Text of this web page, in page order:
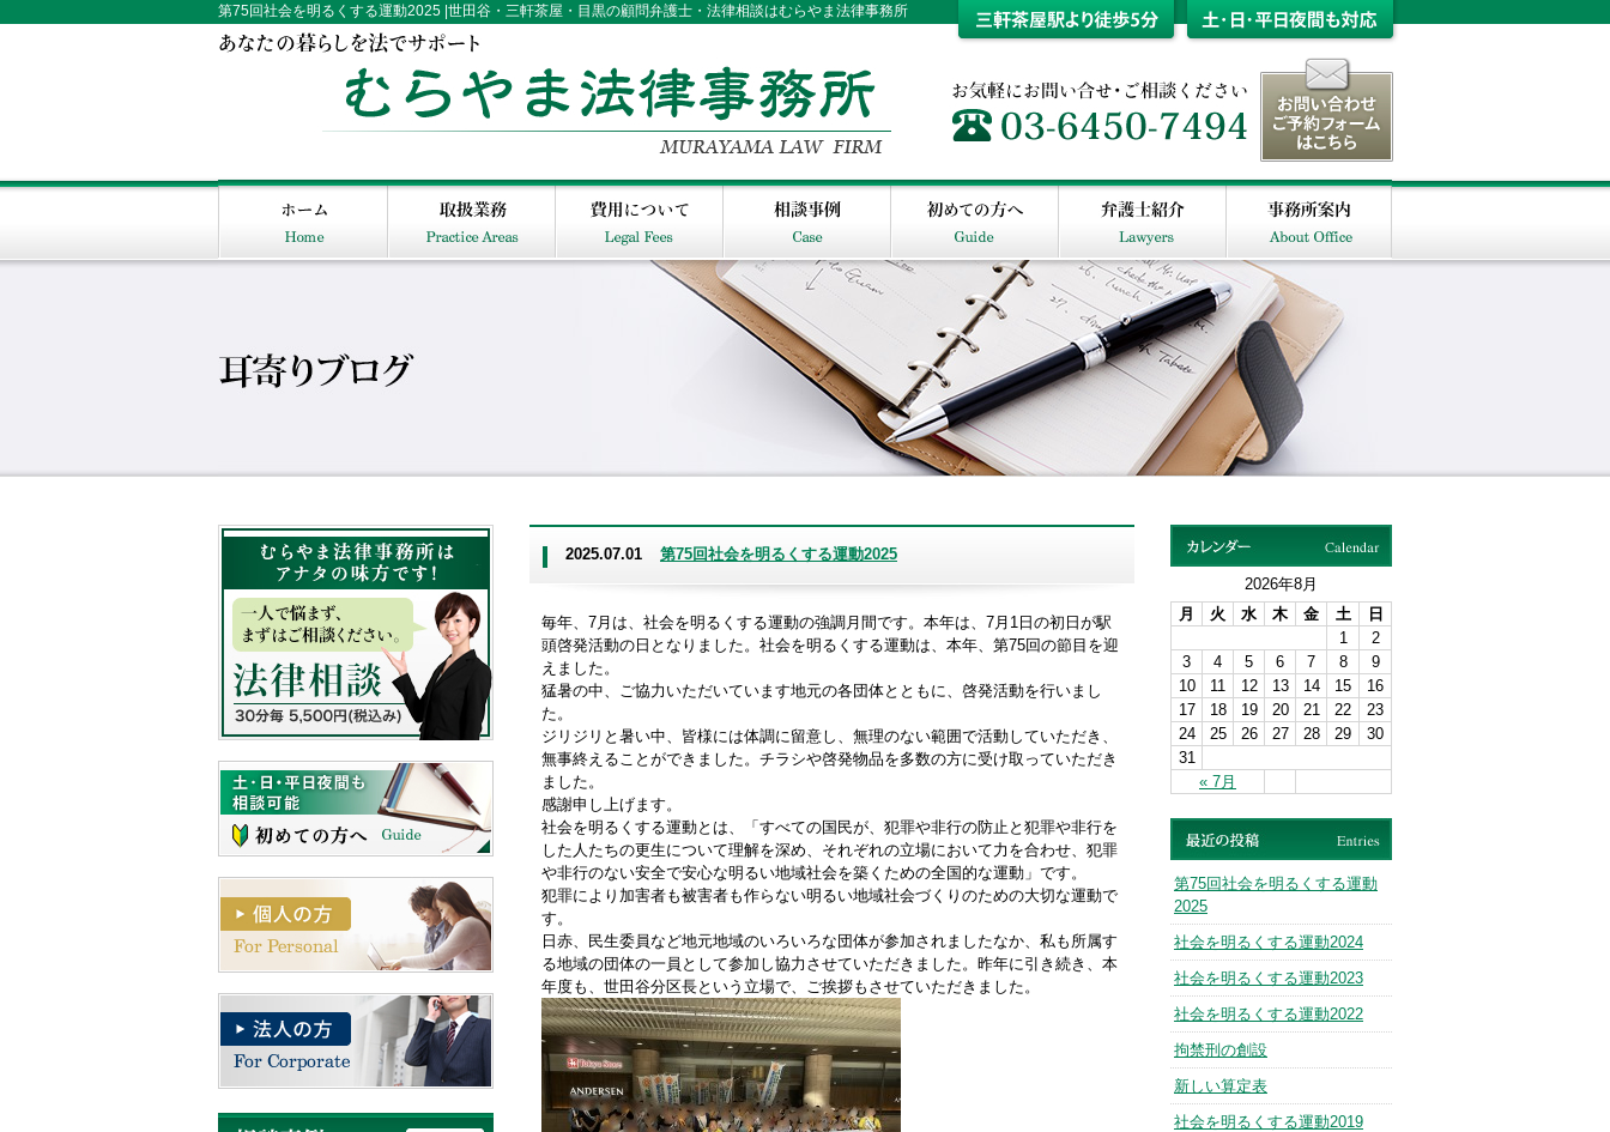
第75回社会を明るくする運動2025 |世田谷・三軒茶屋・目黒の顧問弁護士・法律相談はむらやま法律事務所
2025.07.01 第75回社会を明るくする運動2025
毎年、7月は、社会を明るくする運動の強調月間です。本年は、7月1日の初日が駅
頭啓発活動の日となりました。社会を明るくする運動は、本年、第75回の節目を迎
えました。
猛暑の中、ご協力いただいています地元の各団体とともに、啓発活動を行いまし
た。
ジリジリと暑い中、皆様には体調に留意し、無理のない範囲で活動していただき、
無事終えることができました。チラシや啓発物品を多数の方に受け取っていただき
ました。
感謝申し上げます。
社会を明るくする運動とは、「すべての国民が、犯罪や非行の防止と犯罪や非行を
した人たちの更生について理解を深め、それぞれの立場において力を合わせ、犯罪
や非行のない安全で安心な明るい地域社会を築くための全国的な運動」です。
犯罪により加害者も被害者も作らない明るい地域社会づくりのための大切な運動で
す。
日赤、民生委員など地元地域のいろいろな団体が参加されましたなか、私も所属す
る地域の団体の一員として参加し協力させていただきました。昨年に引き続き、本
年度も、世田谷分区長という立場で、ご挨拶もさせていただきました。
2026年8月
月
火 水 木 金 土 日
« 7月
1
2
3
4 5 6 7 8
9
10
11 12 13 14 15
16
17
18 19 20 21 22
23
24
25 26 27 28 29
30
31
第75回社会を明るくする運動
2025
社会を明るくする運動2024
社会を明るくする運動2023
社会を明るくする運動2022
拘禁刑の創設
新しい算定表
社会を明るくする運動2019